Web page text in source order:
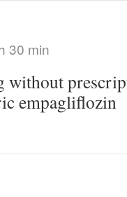
30 min
without
empagliflozin